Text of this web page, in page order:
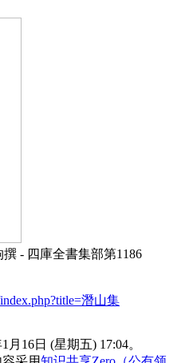
- 四庫全書集部第1186
潛山集
16日 (星期五) 17:04。